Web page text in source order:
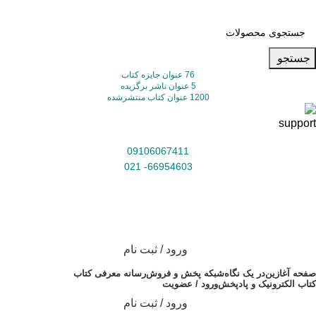
جستجو
76 عنوان جایزه کتاب
5 عنوان ناشر برگزیده
1200 عنوان کتاب منتشرشده
09106067411
66954603- 021
ورود / ثبت نام
صفحه آغازیندر یک نگاهشبکه پخش و فروشرسانه معرفی کتاب
کتاب الکترونیک و پادپخشورود / عضویت
ورود / ثبت نام